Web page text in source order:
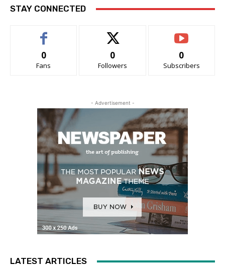
STAY CONNECTED
0
Fans
0
Followers
0
Subscribers
- Advertisement -
LATEST ARTICLES